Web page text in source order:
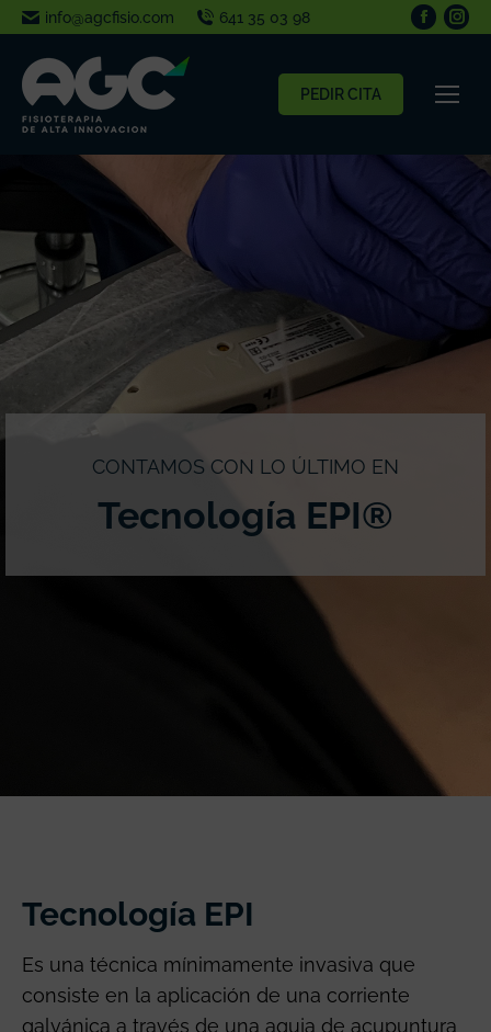
info@agcfisio.com 641 35 03 98
PEDIR CITA
CONTAMOS CON LO ÚLTIMO EN
Tecnología EPI®
Tecnología EPI
Es una técnica mínimamente invasiva que
consiste en la aplicación de una corriente
galvánica a través de una aguja de acupuntura